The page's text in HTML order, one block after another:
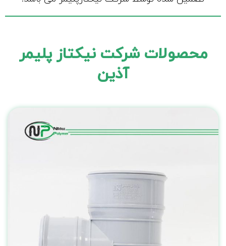
محصولات شرکت نیکتاز پلیمر
آذین